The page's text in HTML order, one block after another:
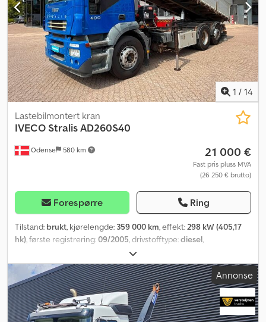
1 / 14
Odense 580 km
Lastebilmontert kran
IVECO Stralis AD260S40
21 000 €
Fast pris pluss MVA
(26 250 € brutto)
Forespørre Ring
Tilstand: brukt, kjørelengde: 359 000 km, effekt:298 kW (405,17
hk), første registrering:09/2005, drivstofftype:diesel,
, girtype:
Euro 3, Byggeår:2005,
Annonse